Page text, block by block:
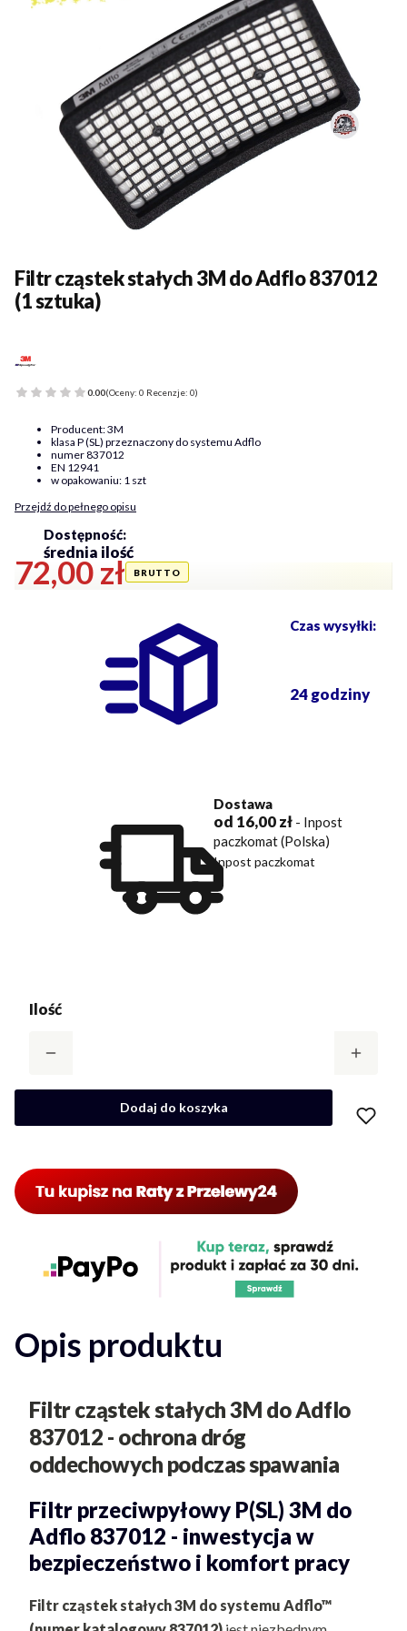
Filtr cząstek stałych 3M do Adflo 837012
(1 sztuka)
0.00(Oceny: 0 Recenzje: 0)
Producent: 3M
klasa P (SL) przeznaczony do systemu Adflo
numer 837012
EN 12941
w opakowaniu: 1 szt
Przejdź do pełnego opisu
Cena
72,00 zł
Dostawa
od 16,00 zł - Inpost
paczkomat (Polska)
Inpost paczkomat
Czas wysyłki:
24 godziny
Ilość
Dostępność:
średnia ilość
Dodaj do koszyka
Opis produktu
Filtr cząstek stałych 3M do Adflo
837012 - ochrona dróg
oddechowych podczas spawania
Filtr przeciwpyłowy P(SL) 3M do
Adflo 837012 - inwestycja w
bezpieczeństwo i komfort pracy
Filtr cząstek stałych 3M do systemu Adflo™